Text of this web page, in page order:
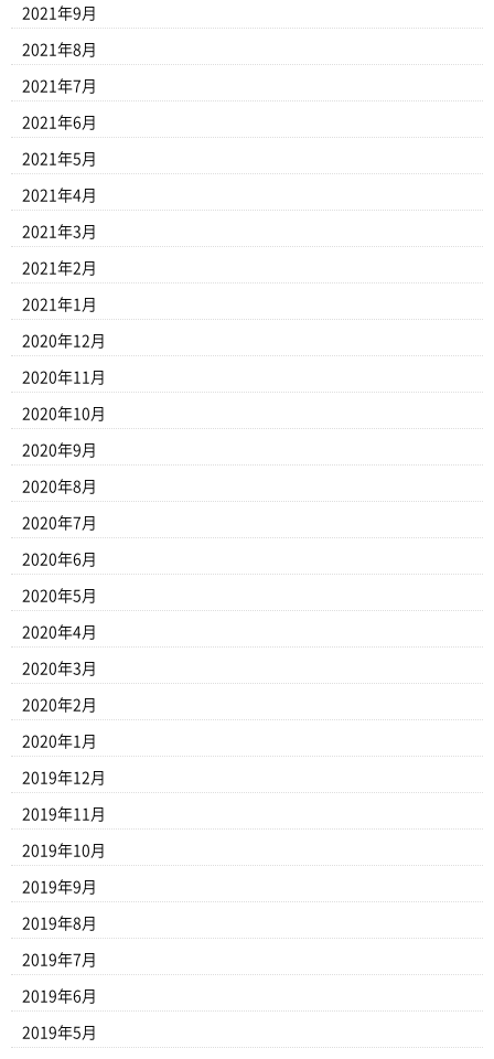
2021年9月
2021年8月
2021年7月
2021年6月
2021年5月
2021年4月
2021年3月
2021年2月
2021年1月
2020年12月
2020年11月
2020年10月
2020年9月
2020年8月
2020年7月
2020年6月
2020年5月
2020年4月
2020年3月
2020年2月
2020年1月
2019年12月
2019年11月
2019年10月
2019年9月
2019年8月
2019年7月
2019年6月
2019年5月